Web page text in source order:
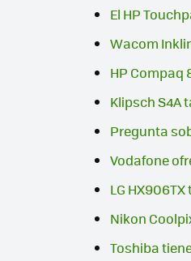
El HP
Wacom
HP Compaq
Klipsch S4A
Pregunta
Vodafone
LG
Nikon
Toshiba